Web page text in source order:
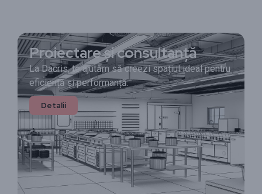
Proiectare și consultanță
La Dacris, te ajutăm să creezi spațiul ideal pentru
eficiență și performanță.
Detalii